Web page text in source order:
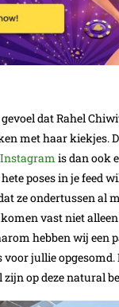
dat Rahel
met haar kiekjes.
is dan ook
poses in je feed
ze ondertussen al
komen vast niet
hebben wij een
voor jullie opgesomd.
op deze natural